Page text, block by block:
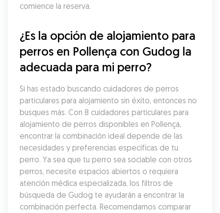
comience la reserva.
¿Es la opción de alojamiento para
perros en Pollença con Gudog la
adecuada para mi perro?
Si has estado buscando cuidadores de perros
particulares para alojamiento sin éxito, entonces no
busques más. Con 8 cuidadores particulares para
alojamiento de perros disponibles en Pollença,
encontrar la combinación ideal depende de las
necesidades y preferencias específicas de tu
perro. Ya sea que tu perro sea sociable con otros
perros, necesite espacios abiertos o requiera
atención médica especializada, los filtros de
búsqueda de Gudog te ayudarán a encontrar la
combinación perfecta. Recomendamos comparar